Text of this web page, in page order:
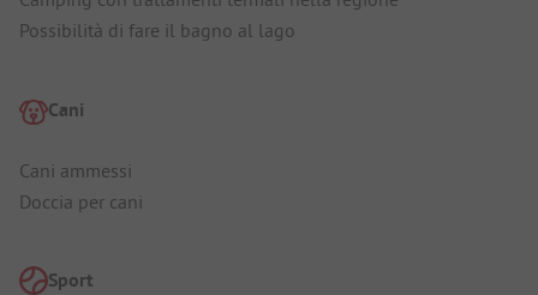
Possibilità di fare il bagno al lago
Cani
Cani ammessi
Doccia per cani
Sport